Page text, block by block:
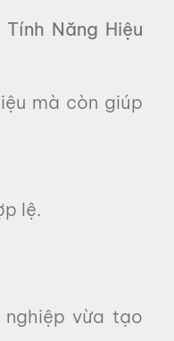
Năng Hiệu
mà còn giúp
lệ.
nghiệp vừa tạo